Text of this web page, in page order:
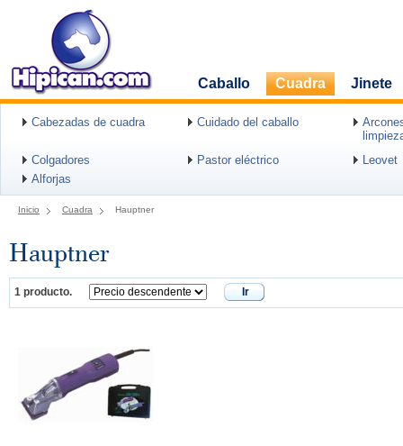
Caballo Cuadra Jinete
Cabezadas de cuadra Cuidado del caballo
Colgadores
Pastor eléctrico
Leovet
Alforjas
Inicio Cuadra Hauptner
Hauptner
1 producto. Ir